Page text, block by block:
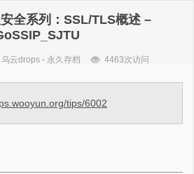
全系列：SSL/TLS概述 –
乌云drops - 永久存档 4463次访问
tips/6002